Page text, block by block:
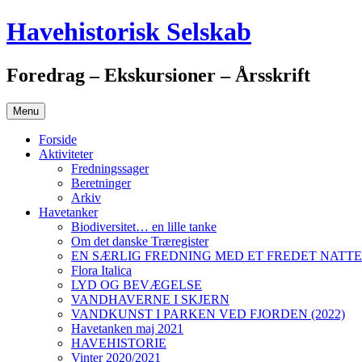
Hop
til
Havehistorisk Selskab
Foredrag – Ekskursioner – Årsskrift
Menu
Forside
Aktiviteter
Fredningssager
Beretninger
Arkiv
Havetanker
Biodiversitet… en lille tanke
Om det danske Træregister
EN SÆRLIG FREDNING MED ET FREDET
Flora Italica
LYD OG BEVÆGELSE
VANDHAVERNE I SKJERN
VANDKUNST I PARKEN VED FJORDEN (2022)
Havetanken maj 2021
HAVEHISTORIE
Vinter 2020/2021